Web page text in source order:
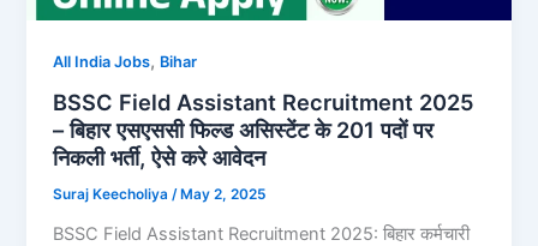
All India Jobs, Bihar
BSSC Field Assistant Recruitment 2025
– बिहार एसएससी फिल्ड असिस्टेंट के 201 पदों पर
निकली भर्ती, ऐसे करे आवेदन
Suraj Keecholiya/ May 2, 2025
BSSC Field Assistant Recruitment 2025: बिहार कर्मचारी